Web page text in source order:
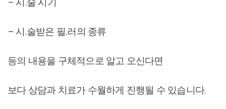
– 시.술받은 필.러의 종류
등의 내용을 구체적으로 알고 오신다면
보다 상담과 치료가 수월하게 진행될 수 있습니다.